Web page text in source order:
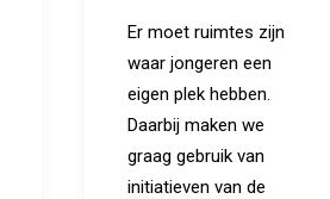
Er moet ruimtes zijn
waar jongeren een
eigen plek hebben.
Daarbij maken we
graag gebruik van
initiatieven van de